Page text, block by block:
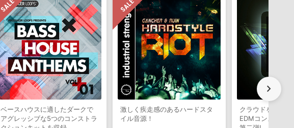
ベースハウスに適したダークで
アグレッシブな5つのコンストラ
激しく疾走感のあるハードスタ
イル音源！
クラウドを熱狂
EDMコンストラ
chevron_right